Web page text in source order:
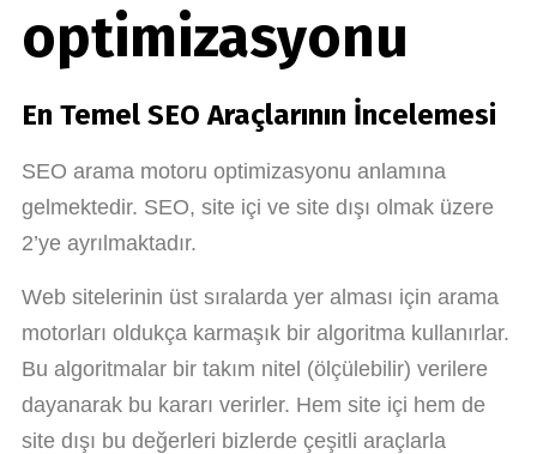
optimizasyonu
En Temel SEO Araçlarının İncelemesi
SEO arama motoru optimizasyonu anlamına
gelmektedir. SEO, site içi ve site dışı olmak üzere
2’ye ayrılmaktadır.
Web sitelerinin üst sıralarda yer alması için arama
motorları oldukça karmaşık bir algoritma kullanırlar.
Bu algoritmalar bir takım nitel (ölçülebilir) verilere
dayanarak bu kararı verirler. Hem site içi hem de
site dışı bu değerleri bizlerde çeşitli araçlarla